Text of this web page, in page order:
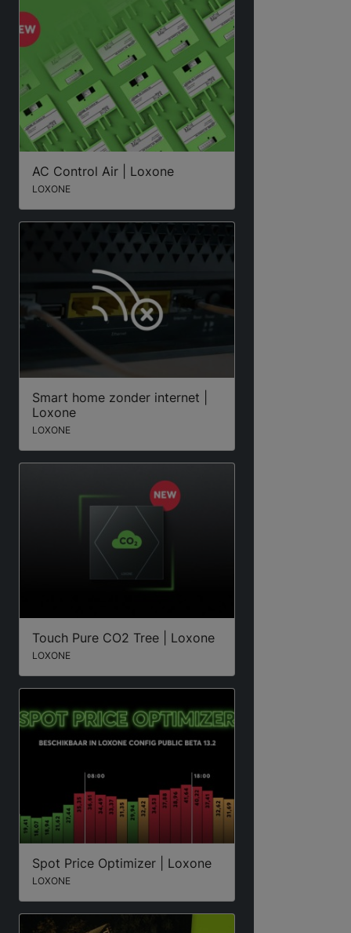
AC Control Air | Loxone
LOXONE
Smart home zonder internet |
Loxone
LOXONE
Touch Pure CO2 Tree | Loxone
LOXONE
Spot Price Optimizer | Loxone
LOXONE